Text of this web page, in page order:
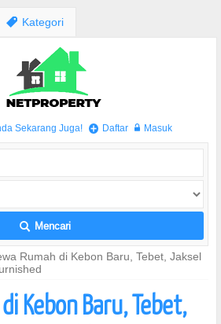
, Kategori
Sekarang Juga! + Daftar w Masuk
L Mencari
Rumah di Kebon Baru, Tebet, Jaksel
Kebon Baru, Tebet,